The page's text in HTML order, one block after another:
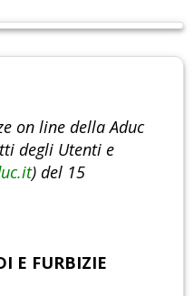
on line della Aduc
degli Utenti e
) del 15
E FURBIZIE